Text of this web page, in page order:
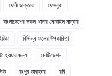
ফেনী ডাক্তার
ফেসবুক
বাংলাদেশের সকল থানার মোবাইল নাম্বার
বিভিন্ন ফলের উপকারিতা
হওয়ার জন্য
মোটিভেশন
রংপুর ডাক্তার
রবি